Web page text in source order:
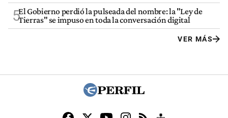
5El Gobierno perdió la pulseada del nombre: la "Ley de
Tierras" se impuso en toda la conversación digital
VER MÁS